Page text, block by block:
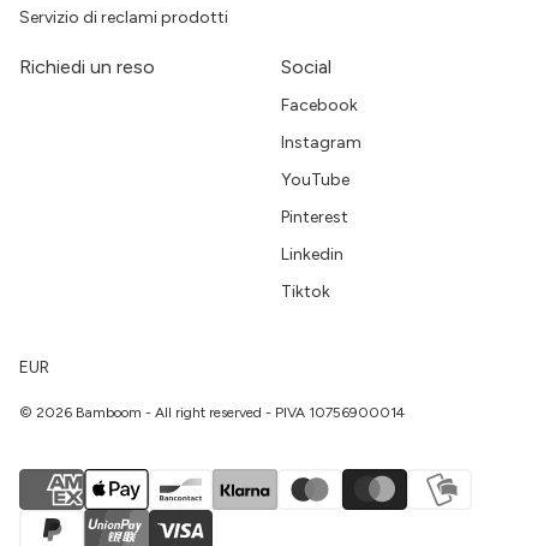
Servizio di reclami prodotti
Richiedi un reso Social
Facebook
Instagram
YouTube
Pinterest
Linkedin
Tiktok
EUR
© 2026 Bamboom - All right reserved - PIVA 10756900014